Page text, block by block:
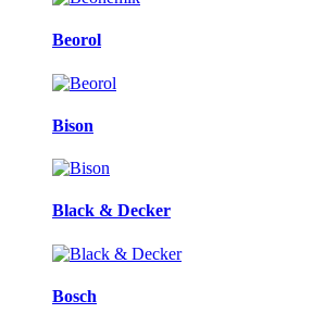
Beorol
Bison
Black & Decker
Bosch